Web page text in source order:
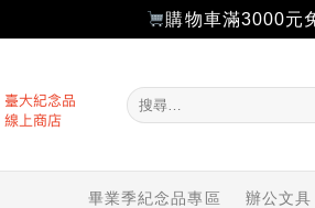
購物車滿3000元
搜
尋
畢業季紀念品專區 辦公文具